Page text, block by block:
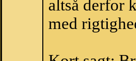
altså derfor
med